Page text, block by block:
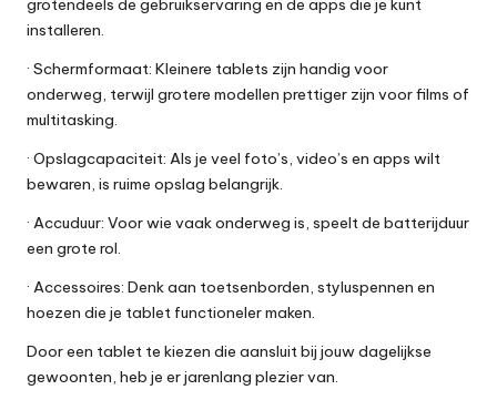
grotendeels de gebruikservaring en de apps die je kunt
installeren.
· Schermformaat: Kleinere tablets zijn handig voor
onderweg, terwijl grotere modellen prettiger zijn voor films of
multitasking.
· Opslagcapaciteit: Als je veel foto’s, video’s en apps wilt
bewaren, is ruime opslag belangrijk.
· Accuduur: Voor wie vaak onderweg is, speelt de batterijduur
een grote rol.
· Accessoires: Denk aan toetsenborden, styluspennen en
hoezen die je tablet functioneler maken.
Door een tablet te kiezen die aansluit bij jouw dagelijkse
gewoonten, heb je er jarenlang plezier van.